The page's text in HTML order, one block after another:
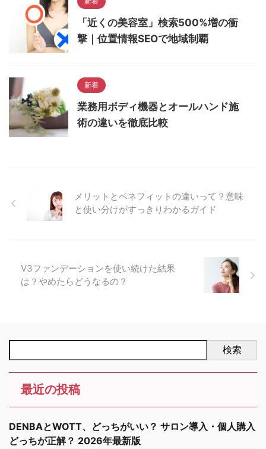
「近くの美容室」検索500%増の衝
撃｜位置情報SEOで地域制覇
新着
業務用ボディ機器とオールハンド施
術の違いを徹底比較
メリットとベネフィットの違いって？意味
と使い分けがすっきりわかるガイド
V3ファンデーションを使い続けた結果
は？やめたらどうなるの？
検索
最近の投稿
DENBAとWOTT、どっちがいい？ サロン導入・個人購入
どっちが正解？ 2026年最新版